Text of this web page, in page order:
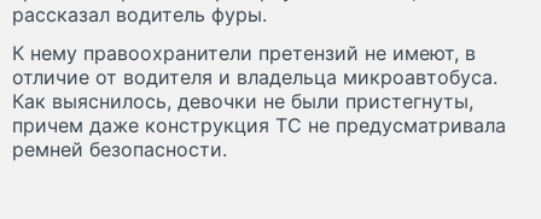
рассказал водитель фуры.
К нему правоохранители претензий не имеют, в
отличие от водителя и владельца микроавтобуса.
Как выяснилось, девочки не были пристегнуты,
причем даже конструкция ТС не предусматривала
ремней безопасности.